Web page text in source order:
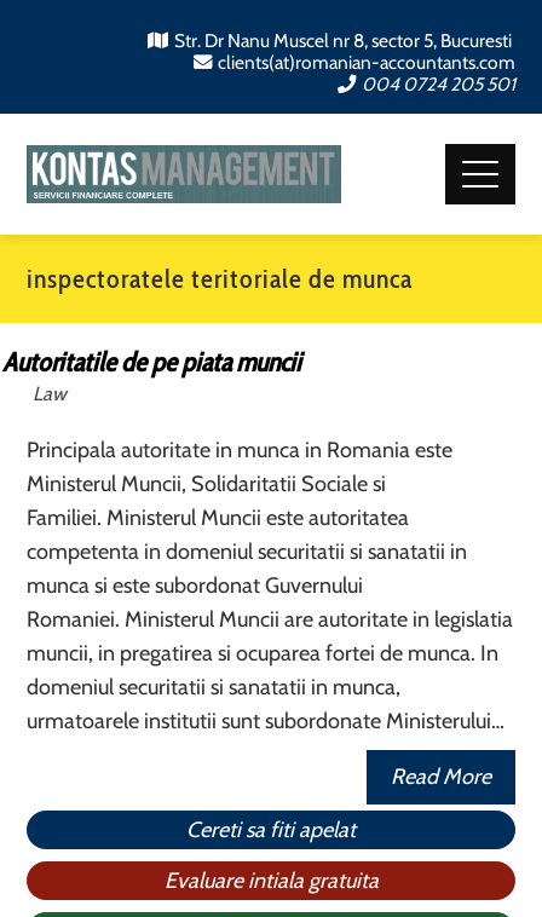
Str. Dr Nanu Muscel nr 8, sector 5, Bucuresti
clients(at)romanian-accountants.com
004 0724 205 501
inspectoratele teritoriale de munca
Autoritatile de pe piata muncii
Law
Principala autoritate in munca in Romania este
Ministerul Muncii, Solidaritatii Sociale si
Familiei. Ministerul Muncii este autoritatea
competenta in domeniul securitatii si sanatatii in
munca si este subordonat Guvernului
Romaniei. Ministerul Muncii are autoritate in legislatia
muncii, in pregatirea si ocuparea fortei de munca. In
domeniul securitatii si sanatatii in munca,
urmatoarele institutii sunt subordonate Ministerului…
Read More
Cereti sa fiti apelat
Evaluare intiala gratuita